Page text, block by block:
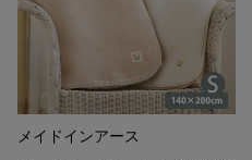
メイドインアース